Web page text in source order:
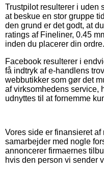
Trustpilot resulterer i uden
at beskue en stor gruppe
den grund er det godt, at
ratings af Fineliner, 0.45
inden du placerer din ordre.
Facebook resulterer i
få indtryk af e-handlens
webbutikker som gør det
af virksomhedens service,
udnyttes til at fornemme
Vores side er finansieret
samarbejder med nogle
annoncerer firmaernes
hvis den person vi sender